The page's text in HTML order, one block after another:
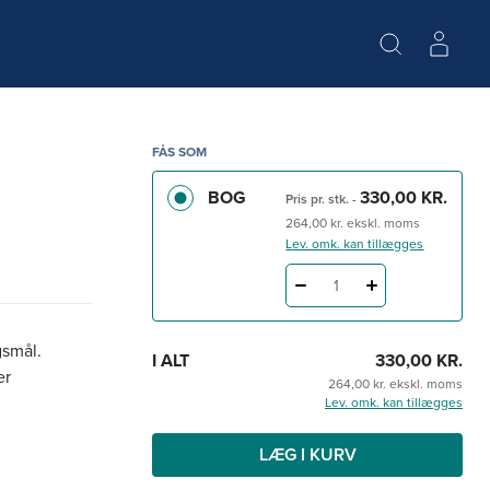
FÅS SOM
BOG Pris pr. stk. -330,00 KR.
264,00 kr. ekskl. moms
Lev. omk. kan tillægges
1
I ALT 330,00 KR.
264,00 kr. ekskl. moms
Lev. omk. kan tillægges
LÆG I KURV